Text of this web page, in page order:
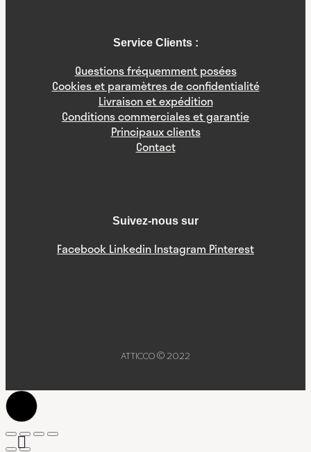
Service Clients :
Questions fréquemment posées
Cookies et paramètres de confidentialité
Livraison et expédition
Conditions commerciales et garantie
Principaux clients
Contact
Suivez-nous sur
Facebook Linkedin Instagram Pinterest
ATTICCO © 2022